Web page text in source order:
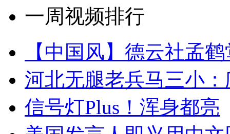
一周视频排行
【中国风】德云社孟
河北无腿老兵马三小
信号灯Plus！浑身都亮